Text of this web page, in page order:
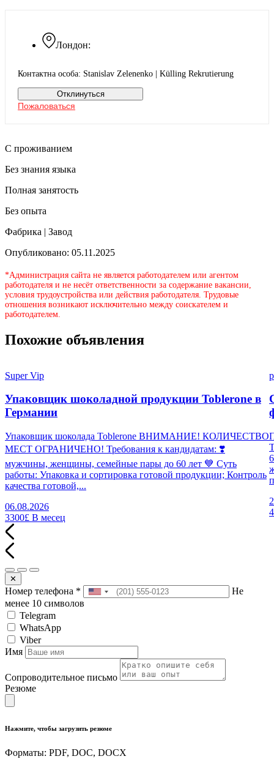
Лондон:
Контактна особа: Stanislav Zelenenko | Külling Rekrutierung
Отклинуться
Пожаловаться
С проживанием
Без знания языка
Полная занятость
Без опыта
Фабрика | Завод
Опубликовано: 05.11.2025
*Администрация сайта не является работодателем или агентом
работодателя и не несёт ответственности за содержание вакансии,
условия трудоустройства или действия работодателя. Трудовые
отношения возникают исключительно между соискателем и
работодателем.
Похожие объявления
Super Vip
Упаковщик шоколадной продукции Toblerone в
Германии
Упаковщик шоколада Toblerone ВНИМАНИЕ! КОЛИЧЕСТВО
МЕСТ ОГРАНИЧЕНО! Требования к кандидатам: ❣️
мужчины, женщины, семейные пары до 60 лет 💙 Суть
работы: Упаковка и сортировка готовой продукции; Контроль
качества готовой,...
06.08.2026
3300£ В месец
✕
Номер телефона *
Не
менее 10 символов
Telegram
WhatsApp
Viber
Имя
Сопроводительное письмо
Резюме
Нажмите, чтобы загрузить резюме
Форматы: PDF, DOC, DOCX